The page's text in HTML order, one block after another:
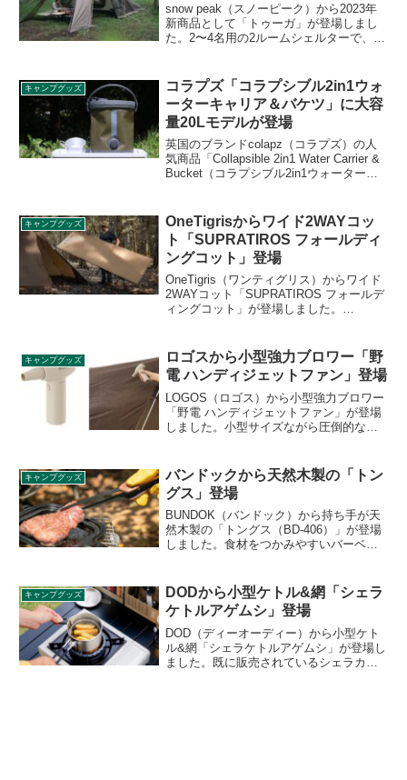
snow peak（スノーピーク）から2023年
新商品として「トゥーガ」が登場しまし
た。2〜4名用の2ルームシェルターで、軽
シーズンに対応しています。詳細をレビ
ューします。
キャンプグッズ
コラプズ「コラプシブル2in1ウォ
ーターキャリア＆バケツ」に大容
量20Lモデルが登場
英国のブランドcolapz（コラプズ）の人
気商品「Collapsible 2in1 Water Carrier &
Bucket（コラプシブル2in1ウォーターキ
クトに収納できる折りたたみ式ウォータ
ージャグです。詳細をレビューします。
キャンプグッズ
OneTigrisからワイド2WAYコッ
ト「SUPRATIROS フォールディ
ングコット」登場
OneTigris（ワンティグリス）からワイド
2WAYコット「SUPRATIROS フォールデ
ィングコット」が登場しました。
イ/ローの切り替えが可能な2WAY仕様
で、シーンに合わせて使い分けることが
できます。詳細をレビューします。
キャンプグッズ
ロゴスから小型強力ブロワー「野
電 ハンディジェットファン」登場
LOGOS（ロゴス）から小型強力ブロワー
「野電 ハンディジェットファン」が登場
しました。小型サイズながら圧倒的なパ
内の細かなゴミや水滴を吹き飛ばすなど
幅広い用途に対応します。詳細をレビュ
ーします。
キャンプグッズ
バンドックから天然木製の「トン
グス」登場
BUNDOK（バンドック）から持ち手が天
然木製の「トングス（BD-406）」が登場
しました。食材をつかみやすいバーベキ
なっており衛生的です。詳細をレビュー
します。
キャンプグッズ
DODから小型ケトル&網「シェラ
ケトルアゲムシ」登場
DOD（ディーオーディー）から小型ケト
ル&網「シェラケトルアゲムシ」が登場し
ました。既に販売されているシェラカッ